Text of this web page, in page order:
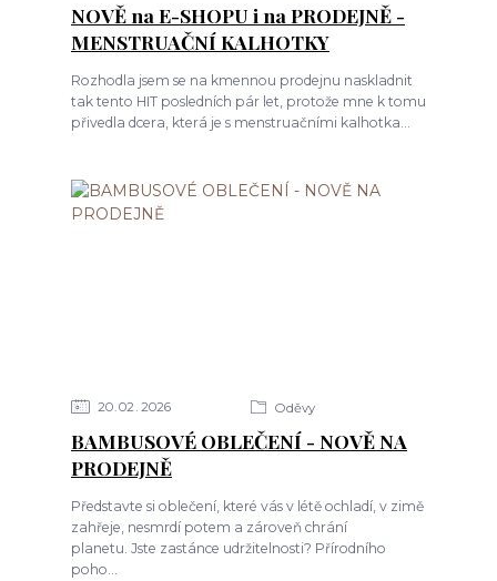
NOVĚ na E-SHOPU i na PRODEJNĚ -
MENSTRUAČNÍ KALHOTKY
Rozhodla jsem se na kmennou prodejnu naskladnit
tak tento HIT posledních pár let, protože mne k tomu
přivedla dcera, která je s menstruačními kalhotka...
20 02 2026 Oděvy
BAMBUSOVÉ OBLEČENÍ - NOVĚ NA
PRODEJNĚ
Představte si oblečení, které vás v létě ochladí, v zimě
zahřeje, nesmrdí potem a zároveň chrání
planetu. Jste zastánce udržitelnosti? Přírodního
poho...